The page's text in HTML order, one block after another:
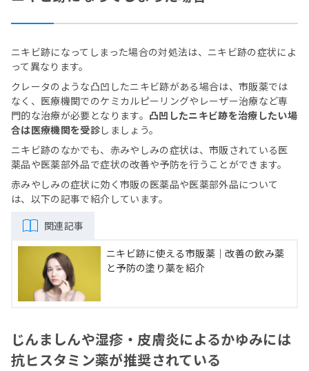
ニキビ跡になってしまった場合の対処法は、ニキビ跡の症状によ
って異なります。
クレータのような凸凹したニキビ跡がある場合は、市販薬では
なく、医療機関でのケミカルピーリングやレーザー治療など専
門的な治療が必要となります。 凸凹したニキビ跡を治療したい場
合は医療機関を受診しましょう。
ニキビ跡のなかでも、赤みやしみの症状は、市販されている医
薬品や医薬部外品で症状の改善や予防を行うことができます。
赤みやしみの症状に効く市販の医薬品や医薬部外品について
は、以下の記事で紹介しています。
関連記事
ニキビ跡に使える市販薬｜改善の飲み薬
と予防の塗り薬を紹介
じんましんや湿疹・皮膚炎によるかゆみには
抗ヒスタミン薬が推奨されている